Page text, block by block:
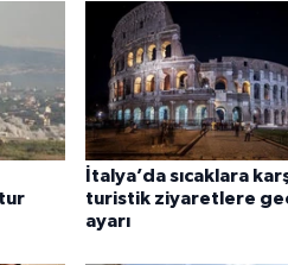
İtalya’da sıcaklara
turistik ziyaretlere
ayarı